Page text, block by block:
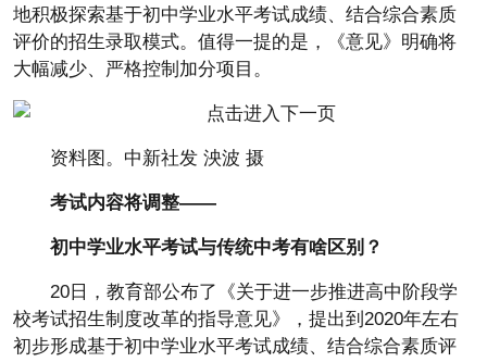
地积极探索基于初中学业水平考试成绩、结合综合素质
评价的招生录取模式。值得一提的是，《意见》明确将
大幅减少、严格控制加分项目。
资料图。中新社发 泱波 摄
考试内容将调整——
初中学业水平考试与传统中考有啥区别？
20日，教育部公布了《关于进一步推进高中阶段学
校考试招生制度改革的指导意见》，提出到2020年左右
初步形成基于初中学业水平考试成绩、结合综合素质评